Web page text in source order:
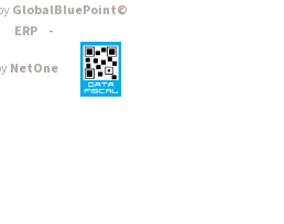
GlobalBluePoint©
ERP -
NetOne